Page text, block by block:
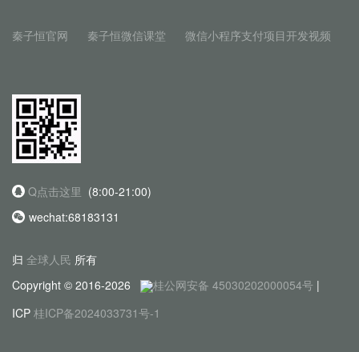
秦子恒官网 秦子恒微信课堂 微信小程序支付项目开发视频
Q点击这里 (8:00-21:00)
wechat:68183131
归 全球人民 所有
Copyright © 2016-2026
桂公网安备 45030202000054号 |
ICP 桂ICP备2024033731号-1